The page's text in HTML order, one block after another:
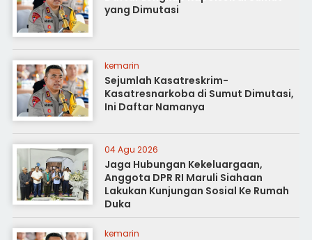
yang Dimutasi
kemarin
Sejumlah Kasatreskrim-
Kasatresnarkoba di Sumut Dimutasi,
Ini Daftar Namanya
04 Agu 2026
Jaga Hubungan Kekeluargaan,
Anggota DPR RI Maruli Siahaan
Lakukan Kunjungan Sosial Ke Rumah
Duka
kemarin